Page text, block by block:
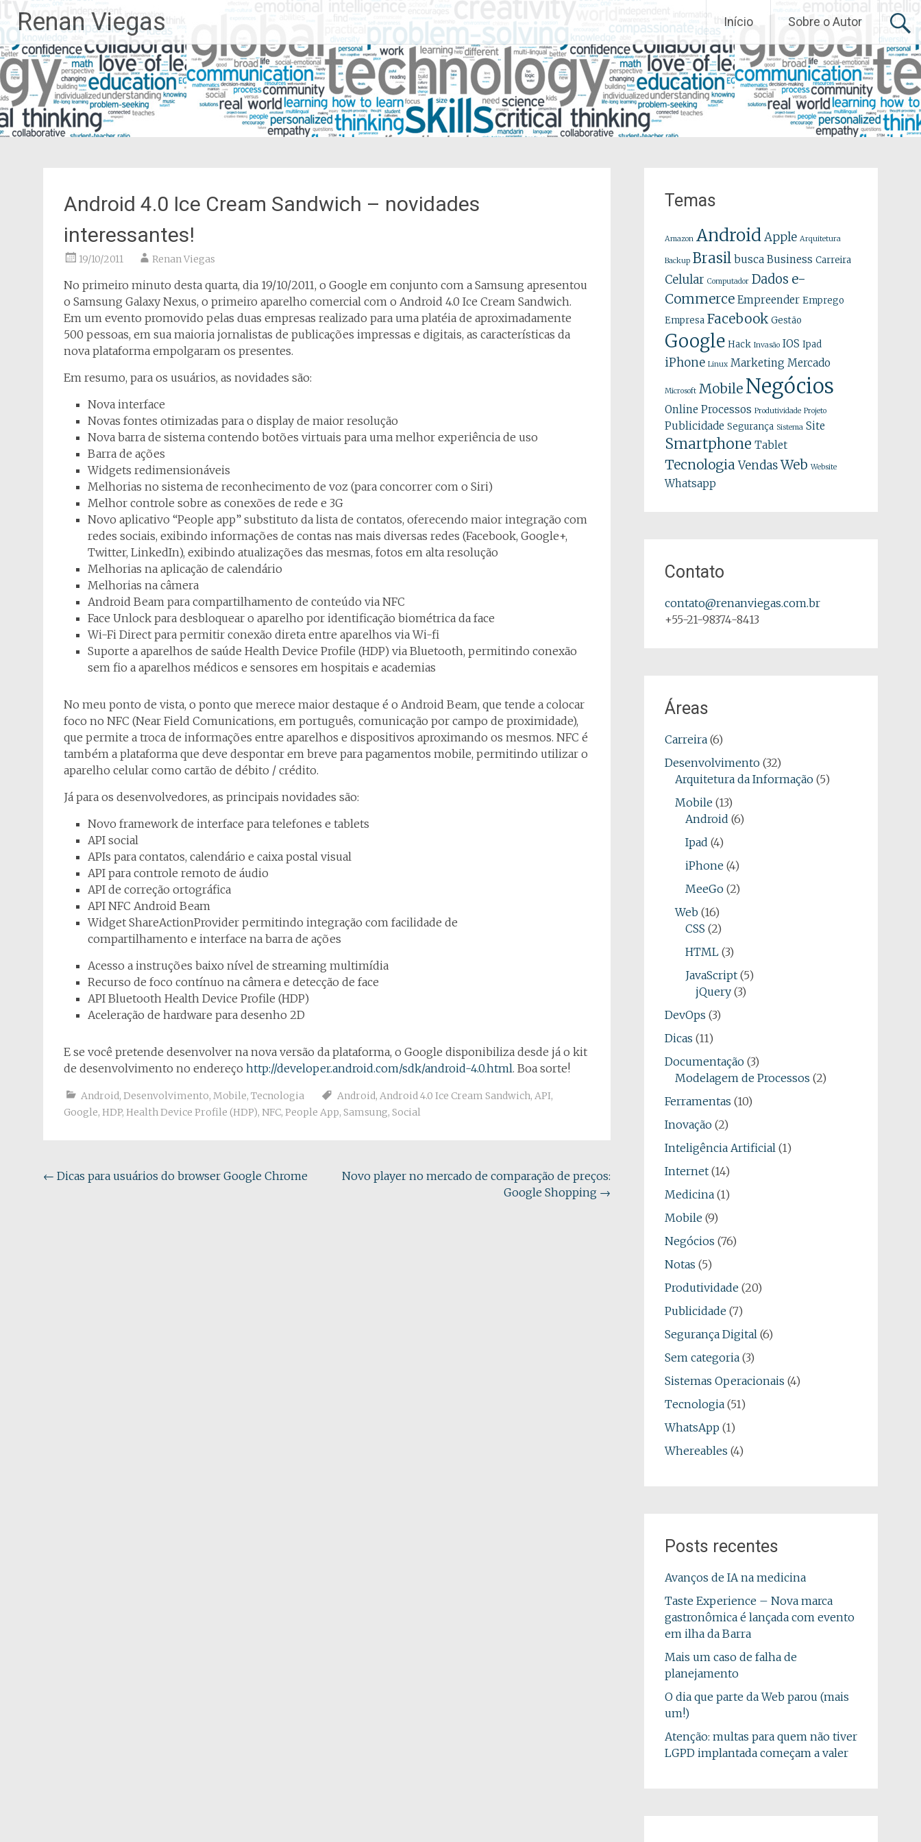
para
o
conteúdo
Renan Viegas Início Sobre o Autor
Android 4.0 Ice Cream Sandwich – novidades
interessantes!
19/10/2011 Renan Viegas
No primeiro minuto desta quarta, dia 19/10/2011, o Google em conjunto com a Samsung apresentou
o Samsung Galaxy Nexus, o primeiro aparelho comercial com o Android 4.0 Ice Cream Sandwich.
Em um evento promovido pelas duas empresas realizado para uma platéia de aproximadamente
500 pessoas, em sua maioria jornalistas de publicações impressas e digitais, as características da
nova plataforma empolgaram os presentes.
Em resumo, para os usuários, as novidades são:
Nova interface
Novas fontes otimizadas para o display de maior resolução
Nova barra de sistema contendo botões virtuais para uma melhor experiência de uso
Barra de ações
Widgets redimensionáveis
Melhorias no sistema de reconhecimento de voz (para concorrer com o Siri)
Melhor controle sobre as conexões de rede e 3G
Novo aplicativo “People app” substituto da lista de contatos, oferecendo maior integração com
redes sociais, exibindo informações de contas nas mais diversas redes (Facebook, Google+,
Twitter, LinkedIn), exibindo atualizações das mesmas, fotos em alta resolução
Melhorias na aplicação de calendário
Melhorias na câmera
Android Beam para compartilhamento de conteúdo via NFC
Face Unlock para desbloquear o aparelho por identificação biométrica da face
Wi-Fi Direct para permitir conexão direta entre aparelhos via Wi-fi
Suporte a aparelhos de saúde Health Device Profile (HDP) via Bluetooth, permitindo conexão
sem fio a aparelhos médicos e sensores em hospitais e academias
No meu ponto de vista, o ponto que merece maior destaque é o Android Beam, que tende a colocar
foco no NFC (Near Field Comunications, em português, comunicação por campo de proximidade),
que permite a troca de informações entre aparelhos e dispositivos aproximando os mesmos. NFC é
também a plataforma que deve despontar em breve para pagamentos mobile, permitindo utilizar o
aparelho celular como cartão de débito / crédito.
Já para os desenvolvedores, as principais novidades são:
Novo framework de interface para telefones e tablets
API social
APIs para contatos, calendário e caixa postal visual
API para controle remoto de áudio
API de correção ortográfica
API NFC Android Beam
Widget ShareActionProvider permitindo integração com facilidade de
compartilhamento e interface na barra de ações
Acesso a instruções baixo nível de streaming multimídia
Recurso de foco contínuo na câmera e detecção de face
API Bluetooth Health Device Profile (HDP)
Aceleração de hardware para desenho 2D
E se você pretende desenvolver na nova versão da plataforma, o Google disponibiliza desde já o kit
de desenvolvimento no endereço http://developer.android.com/sdk/android-4.0.html. Boa sorte!
Android, Desenvolvimento, Mobile, Tecnologia Android, Android 4.0 Ice Cream Sandwich, API,
Google, HDP, Health Device Profile (HDP), NFC, People App, Samsung, Social
Navegação
← Dicas para usuários do browser Google Chrome
Novo player no mercado de comparação de preços:
Google Shopping →
Temas
Amazon AndroidApple Arquitetura
Backup Brasil busca Business Carreira
Celular Computador Dados e-
Commerce Empreender Emprego
Empresa Facebook Gestão
Google Hack Invasão IOS Ipad
iPhone Linux Marketing Mercado
Microsoft Mobile Negócios
Online Processos Produtividade Projeto
Publicidade Segurança Sistema Site
Smartphone Tablet
TecnologiaVendasWeb Website
Whatsapp
Contato
contato@renanviegas.com.br
+55-21-98374-8413
Áreas
Carreira(6)
Desenvolvimento(32)
Arquitetura da Informação(5)
Mobile (13)
Android (6)
Ipad (4)
iPhone (4)
MeeGo(2)
Web (16)
CSS (2)
HTML(3)
JavaScript(5)
jQuery(3)
DevOps (3)
Dicas (11)
Documentação(3)
Modelagem de Processos (2)
Ferramentas (10)
Inovação(2)
Inteligência Artificial(1)
Internet(14)
Medicina(1)
Mobile (9)
Negócios (76)
Notas (5)
Produtividade (20)
Publicidade (7)
Segurança Digital(6)
Sem categoria(3)
Sistemas Operacionais (4)
Tecnologia(51)
WhatsApp (1)
Whereables (4)
Posts recentes
Avanços de IA na medicina
Taste Experience – Nova marca
gastronômica é lançada com evento
em ilha da Barra
Mais um caso de falha de
planejamento
O dia que parte da Web parou (mais
um!)
Atenção: multas para quem não tiver
LGPD implantada começam a valer